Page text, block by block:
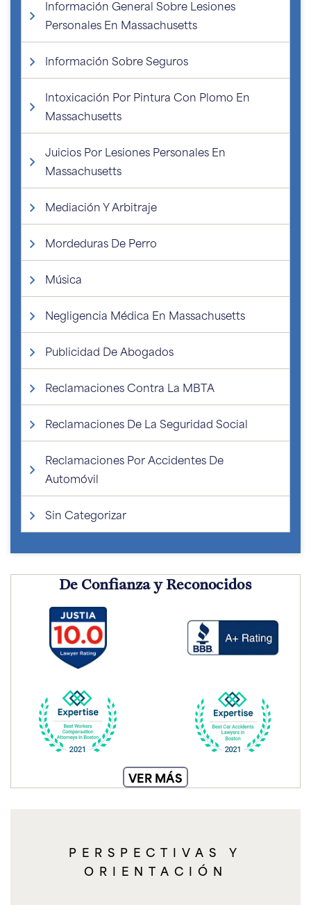
Información General Sobre Lesiones
Personales En Massachusetts
Información Sobre Seguros
Intoxicación Por Pintura Con Plomo En
Massachusetts
Juicios Por Lesiones Personales En
Massachusetts
Mediación Y Arbitraje
Mordeduras De Perro
Música
Negligencia Médica En Massachusetts
Publicidad De Abogados
Reclamaciones Contra La MBTA
Reclamaciones De La Seguridad Social
Reclamaciones Por Accidentes De
Automóvil
Sin Categorizar
De Confianza y Reconocidos
VER MÁS
PERSPECTIVAS Y
ORIENTACIÓN